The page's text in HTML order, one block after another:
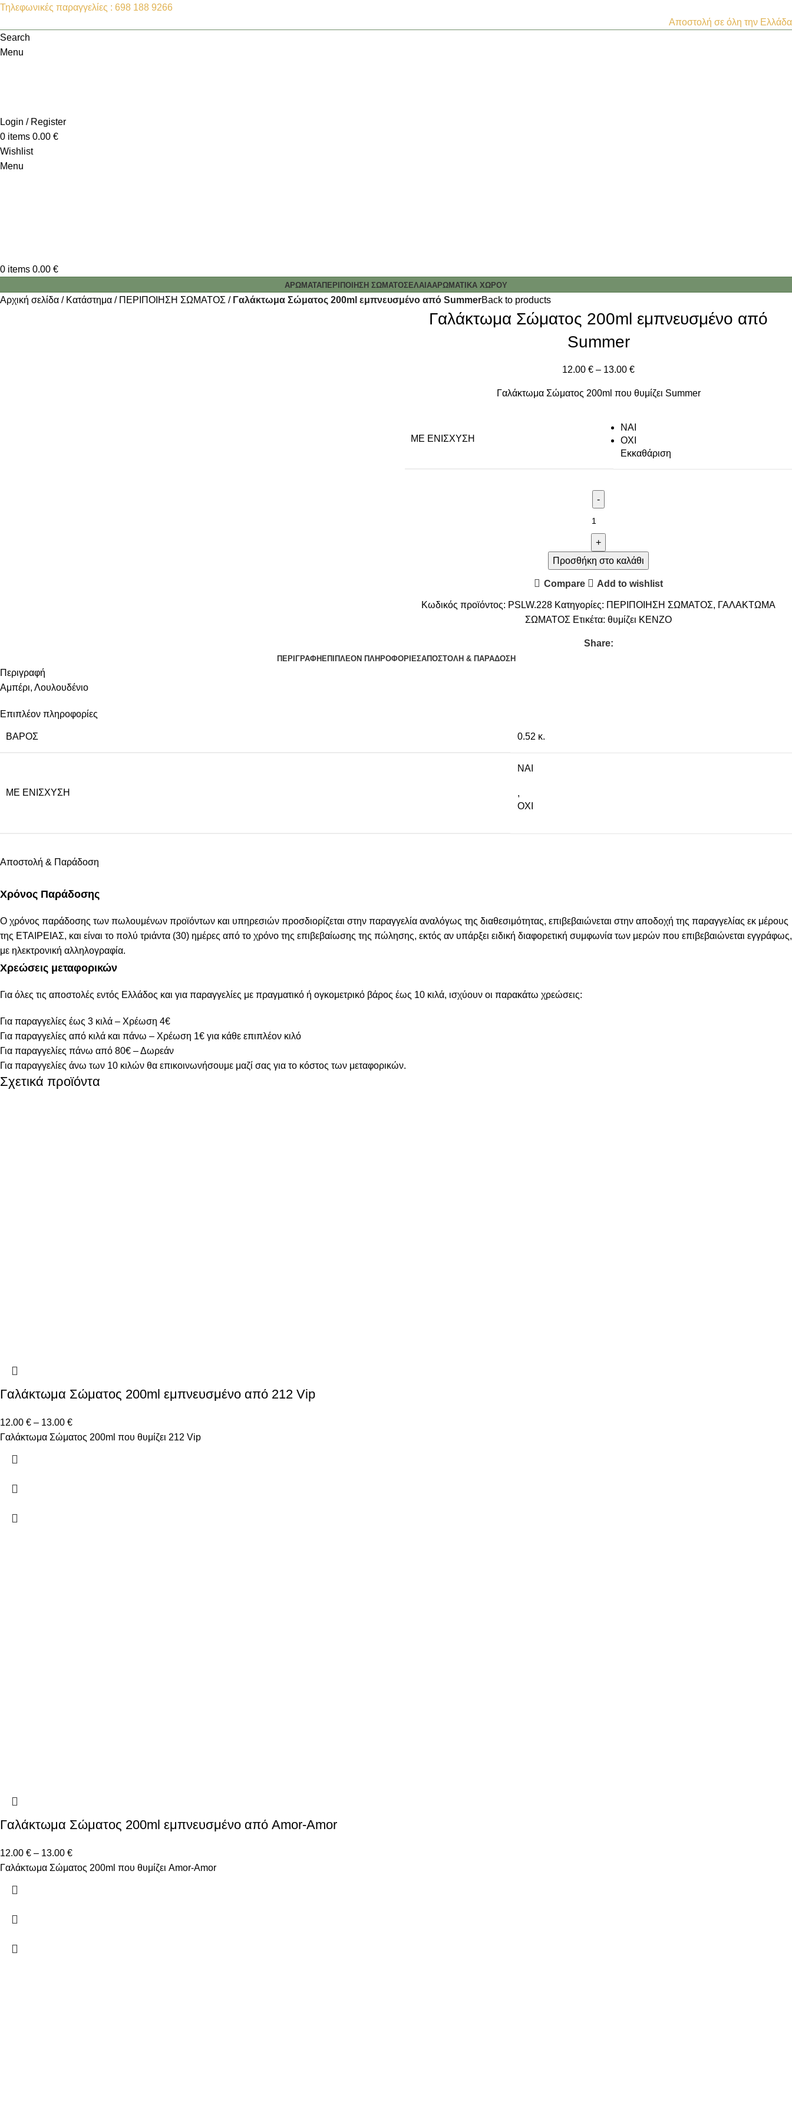
Τηλεφωνικές παραγγελίες : 698 188 9266
Αποστολή σε όλη την Ελλάδα
Search
Menu
Login / Register
0 items 0.00 €
Wishlist
Menu
0 items 0.00 €
ΑΡΩΜΑΤΑΠΕΡΙΠΟΙΗΣΗ ΣΩΜΑΤΟΣ ΕΛΑΙΑΑΡΩΜΑΤΙΚΑ ΧΩΡΟΥ
Αρχική σελίδα Κατάστημα ΠΕΡΙΠΟΙΗΣΗ ΣΩΜΑΤΟΣ Γαλάκτωμα Σώματος 200ml εμπνευσμένο από SummerBack to products
Γαλάκτωμα Σώματος 200ml εμπνευσμένο από
Summer
12.00 € – 13.00 €
Γαλάκτωμα Σώματος 200ml που θυμίζει Summer
ΜΕ ΕΝΊΣΧΥΣΗ
NAI
ΟΧΙ
Εκκαθάριση
Προσθήκη στο καλάθι
Compare Add to wishlist
Κωδικός προϊόντος: PSLW.228 Κατηγορίες: ΠΕΡΙΠΟΙΗΣΗ ΣΩΜΑΤΟΣ, ΓΑΛΑΚΤΩΜΑ
ΣΩΜΑΤΟΣ Ετικέτα: θυμίζει KENZO
Share:
ΠΕΡΙΓΡΑΦΉ ΕΠΙΠΛΈΟΝ ΠΛΗΡΟΦΟΡΊΕΣΑΠΟΣΤΟΛΉ & ΠΑΡΆΔΟΣΗ
Περιγραφή
Αμπέρι, Λουλουδένιο
Επιπλέον πληροφορίες
ΒΆΡΟΣ 0.52 κ.
ΜΕ ΕΝΊΣΧΥΣΗ
NAI
,
ΟΧΙ
Αποστολή & Παράδοση
Χρόνος Παράδοσης
Ο χρόνος παράδοσης των πωλουμένων προϊόντων και υπηρεσιών προσδιορίζεται στην παραγγελία αναλόγως της διαθεσιμότητας, επιβεβαιώνεται στην αποδοχή της παραγγελίας εκ μέρους
της ΕΤΑΙΡΕΙΑΣ, και είναι το πολύ τριάντα (30) ημέρες από το χρόνο της επιβεβαίωσης της πώλησης, εκτός αν υπάρξει ειδική διαφορετική συμφωνία των μερών που επιβεβαιώνεται εγγράφως,
με ηλεκτρονική αλληλογραφία.
Χρεώσεις μεταφορικών
Για όλες τις αποστολές εντός Ελλάδος και για παραγγελίες με πραγματικό ή ογκομετρικό βάρος έως 10 κιλά, ισχύουν οι παρακάτω χρεώσεις:
Για παραγγελίες έως 3 κιλά – Χρέωση 4€
Για παραγγελίες από κιλά και πάνω – Χρέωση 1€ για κάθε επιπλέον κιλό
Για παραγγελίες πάνω από 80€ – Δωρεάν
Για παραγγελίες άνω των 10 κιλών θα επικοινωνήσουμε μαζί σας για το κόστος των μεταφορικών.
Σχετικά προϊόντα
Γαλάκτωμα Σώματος 200ml εμπνευσμένο από 212 Vip
12.00 € – 13.00 €
Γαλάκτωμα Σώματος 200ml που θυμίζει 212 Vip
Γαλάκτωμα Σώματος 200ml εμπνευσμένο από Amor-Amor
12.00 € – 13.00 €
Γαλάκτωμα Σώματος 200ml που θυμίζει Amor-Amor